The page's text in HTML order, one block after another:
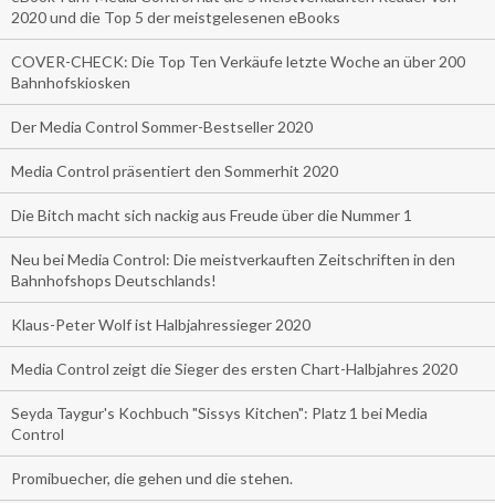
2020 und die Top 5 der meistgelesenen eBooks
COVER-CHECK: Die Top Ten Verkäufe letzte Woche an über 200
Bahnhofskiosken
Der Media Control Sommer-Bestseller 2020
Media Control präsentiert den Sommerhit 2020
Die Bitch macht sich nackig aus Freude über die Nummer 1
Neu bei Media Control: Die meistverkauften Zeitschriften in den
Bahnhofshops Deutschlands!
Klaus-Peter Wolf ist Halbjahressieger 2020
Media Control zeigt die Sieger des ersten Chart-Halbjahres 2020
Seyda Taygur's Kochbuch "Sissys Kitchen": Platz 1 bei Media
Control
Promibuecher, die gehen und die stehen.